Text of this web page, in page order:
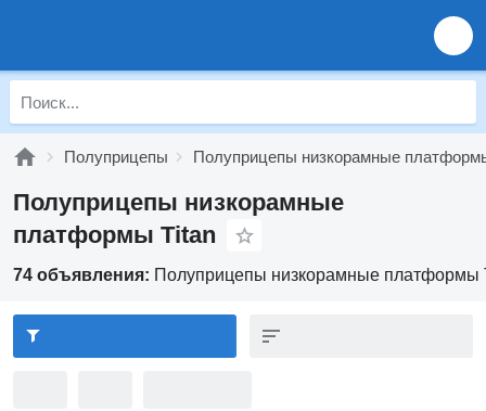
Полуприцепы Полуприцепы низкорамные
Полуприцепы низкорамные
платформы Titan
74 объявления: Полуприцепы низкорамные платформы